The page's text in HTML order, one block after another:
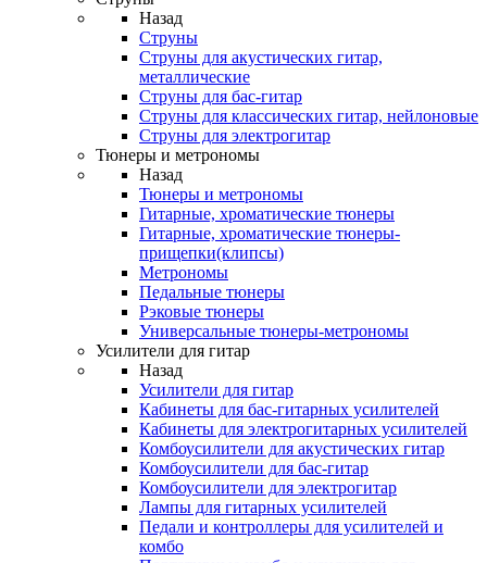
Назад
Струны
Струны для акустических гитар,
металлические
Струны для бас-гитар
Струны для классических гитар, нейлоновые
Струны для электрогитар
Тюнеры и метрономы
Назад
Тюнеры и метрономы
Гитарные, хроматические тюнеры
Гитарные, хроматические тюнеры-
прищепки(клипсы)
Метрономы
Педальные тюнеры
Рэковые тюнеры
Универсальные тюнеры-метрономы
Усилители для гитар
Назад
Усилители для гитар
Кабинеты для бас-гитарных усилителей
Кабинеты для электрогитарных усилителей
Комбоусилители для акустических гитар
Комбоусилители для бас-гитар
Комбоусилители для электрогитар
Лампы для гитарных усилителей
Педали и контроллеры для усилителей и
комбо